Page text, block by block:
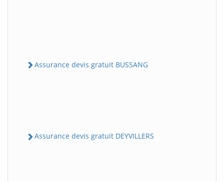
Assurance devis gratuit BUSSANG
Assurance devis gratuit DEYVILLERS